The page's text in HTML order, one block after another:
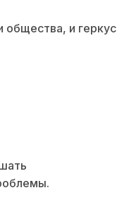
общества, и геркус